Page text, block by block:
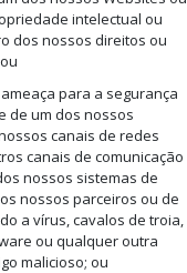
intelectual ou
dos nossos direitos ou
para a segurança
de um dos nossos
canais de redes
canais de comunicação
nossos sistemas de
nossos parceiros ou de
a vírus, cavalos de troia,
ou qualquer outra
malicioso; ou